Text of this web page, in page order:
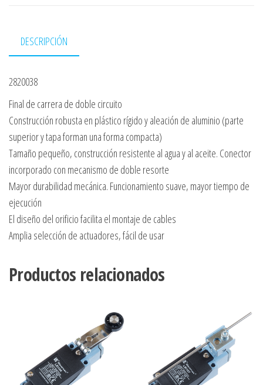
DESCRIPCIÓN
2820038
Final de carrera de doble circuito
Construcción robusta en plástico rígido y aleación de aluminio (parte
superior y tapa forman una forma compacta)
Tamaño pequeño, construcción resistente al agua y al aceite. Conector
incorporado con mecanismo de doble resorte
Mayor durabilidad mecánica. Funcionamiento suave, mayor tiempo de
ejecución
El diseño del orificio facilita el montaje de cables
Amplia selección de actuadores, fácil de usar
Productos relacionados